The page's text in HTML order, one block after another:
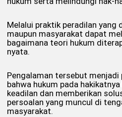
Melalui praktik peradilan yang
maupun masyarakat dapat
bagaimana teori hukum
nyata.
Pengalaman tersebut menjadi
bahwa hukum pada
keadilan dan memberikan
persoalan yang muncul di
masyarakat.